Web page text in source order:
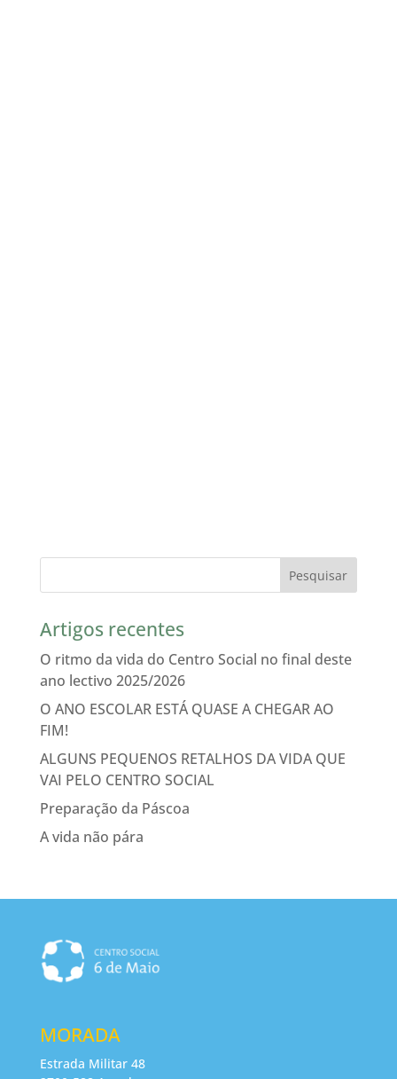
Artigos recentes
O ritmo da vida do Centro Social no final deste
ano lectivo 2025/2026
O ANO ESCOLAR ESTÁ QUASE A CHEGAR AO
FIM!
ALGUNS PEQUENOS RETALHOS DA VIDA QUE
VAI PELO CENTRO SOCIAL
Preparação da Páscoa
A vida não pára
MORADA
Estrada Militar 48